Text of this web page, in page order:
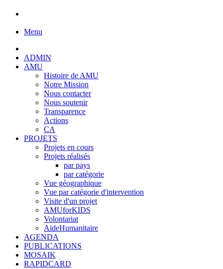
Menu
ADMIN
AMU
Histoire de AMU
Notre Mission
Nous contacter
Nous soutenir
Transparence
Actions
CA
PROJETS
Projets en cours
Projets réalisés
par pays
par catégorie
Vue géographique
Vue par catégorie d'intervention
Visite d'un projet
AMUforKIDS
Volontariat
AideHumanitaire
AGENDA
PUBLICATIONS
MOSAIK
RAPIDCARD